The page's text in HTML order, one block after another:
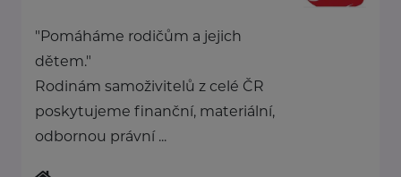
"Pomáháme rodičům a jejich
dětem."
Rodinám samoživitelů z celé ČR
poskytujeme finanční, materiální,
odbornou právní ...